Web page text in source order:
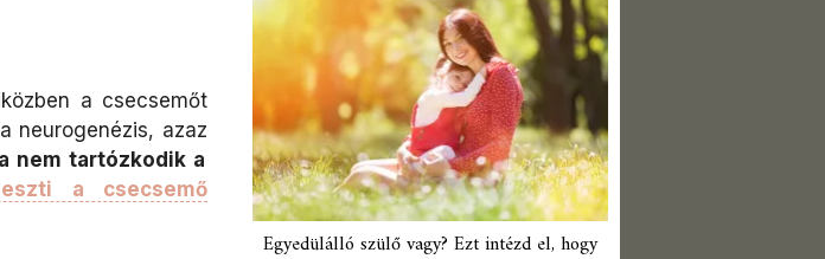
a csecsemőt
neurogenézis, azaz
nem tartózkodik a
a csecsemő
Egyedülálló szülő vagy? Ezt intézd el, hogy